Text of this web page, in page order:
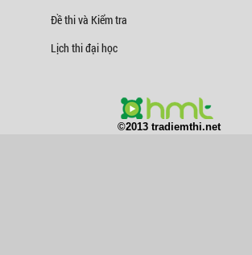
Đề thi và Kiểm tra
Lịch thi đại học
©2013 tradiemthi.net